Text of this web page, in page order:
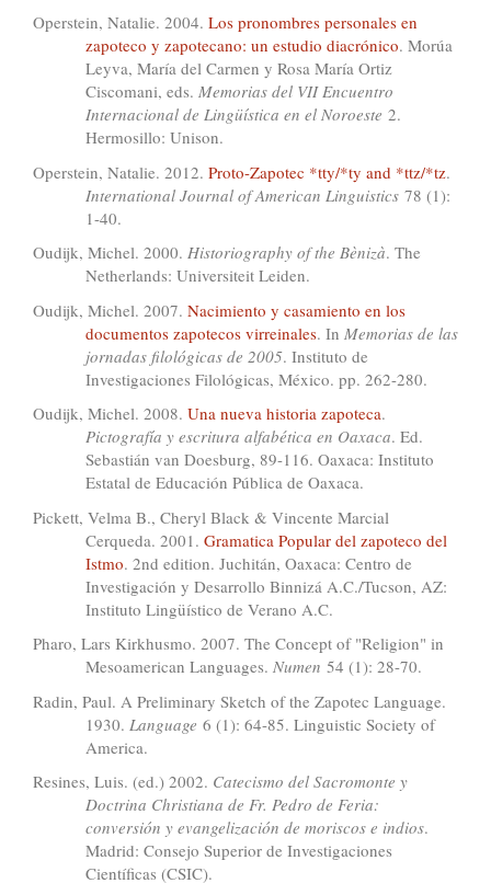
Operstein, Natalie. 2004. Los pronombres personales en
zapoteco y zapotecano: un estudio diacrónico. Morúa
Leyva, María del Carmen y Rosa María Ortiz
Ciscomani, eds. Memorias del VII Encuentro
Internacional de Lingüística en el Noroeste 2.
Hermosillo: Unison.
Operstein, Natalie. 2012. Proto-Zapotec *tty/*ty and *ttz/*tz.
International Journal of American Linguistics 78 (1):
1-40.
Oudijk, Michel. 2000. Historiography of the Bènizà. The
Netherlands: Universiteit Leiden.
Oudijk, Michel. 2007. Nacimiento y casamiento en los
documentos zapotecos virreinales. In Memorias de las
jornadas filológicas de 2005. Instituto de
Investigaciones Filológicas, México. pp. 262-280.
Oudijk, Michel. 2008. Una nueva historia zapoteca.
Pictografía y escritura alfabética en Oaxaca. Ed.
Sebastián van Doesburg, 89-116. Oaxaca: Instituto
Estatal de Educación Pública de Oaxaca.
Pickett, Velma B., Cheryl Black & Vincente Marcial
Cerqueda. 2001. Gramatica Popular del zapoteco del
Istmo. 2nd edition. Juchitán, Oaxaca: Centro de
Investigación y Desarrollo Binnizá A.C./Tucson, AZ:
Instituto Lingüístico de Verano A.C.
Pharo, Lars Kirkhusmo. 2007. The Concept of "Religion" in
Mesoamerican Languages. Numen 54 (1): 28-70.
Radin, Paul. A Preliminary Sketch of the Zapotec Language.
1930. Language 6 (1): 64-85. Linguistic Society of
America.
Resines, Luis. (ed.) 2002. Catecismo del Sacromonte y
Doctrina Christiana de Fr. Pedro de Feria:
conversión y evangelización de moriscos e indios.
Madrid: Consejo Superior de Investigaciones
Científicas (CSIC).